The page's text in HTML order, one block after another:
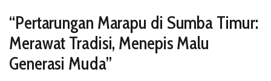
“Pertarungan Marapu di Sumba Timur:
Merawat Tradisi, Menepis Malu
Generasi Muda”